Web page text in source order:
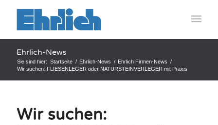
Ehrlich-News
Sie sind hier: Startseite / Ehrlich-News / Ehrlich Firmen-News /
Wir suchen: FLIESENLEGER oder NATURSTEINVERLEGER mit Praxis
Wir suchen: